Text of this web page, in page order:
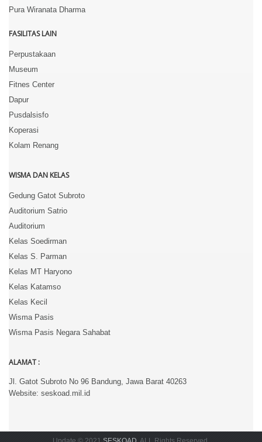
Pura Wiranata Dharma
FASILITAS LAIN
Perpustakaan
Museum
Fitnes Center
Dapur
Pusdalsisfo
Koperasi
Kolam Renang
WISMA DAN KELAS
Gedung Gatot Subroto
Auditorium Satrio
Auditorium
Kelas Soedirman
Kelas S. Parman
Kelas MT Haryono
Kelas Katamso
Kelas Kecil
Wisma Pasis
Wisma Pasis Negara Sahabat
ALAMAT :
Jl. Gatot Subroto No 96 Bandung, Jawa Barat 40263
Website: seskoad.mil.id